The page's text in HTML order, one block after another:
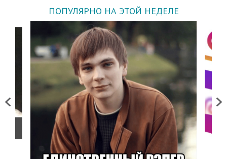
ПОПУЛЯРНО НА ЭТОЙ НЕДЕЛЕ
Previous Next